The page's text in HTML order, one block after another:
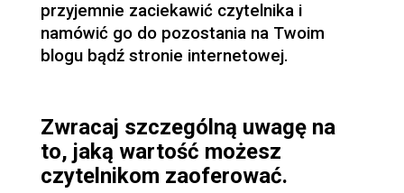
przyjemnie zaciekawić czytelnika i
namówić go do pozostania na Twoim
blogu bądź stronie internetowej.
Zwracaj szczególną uwagę na
to, jaką wartość możesz
czytelnikom zaoferować.